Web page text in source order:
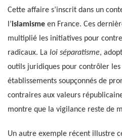
Cette affaire s’inscrit dans un
l’islamisme en France. Ces
multiplié les initiatives pour
radicaux. La loi séparatisme,
outils juridiques pour contrôler les
établissements soupçonnés de
contraires aux valeurs
montre que la vigilance reste de
Un autre exemple récent illustre